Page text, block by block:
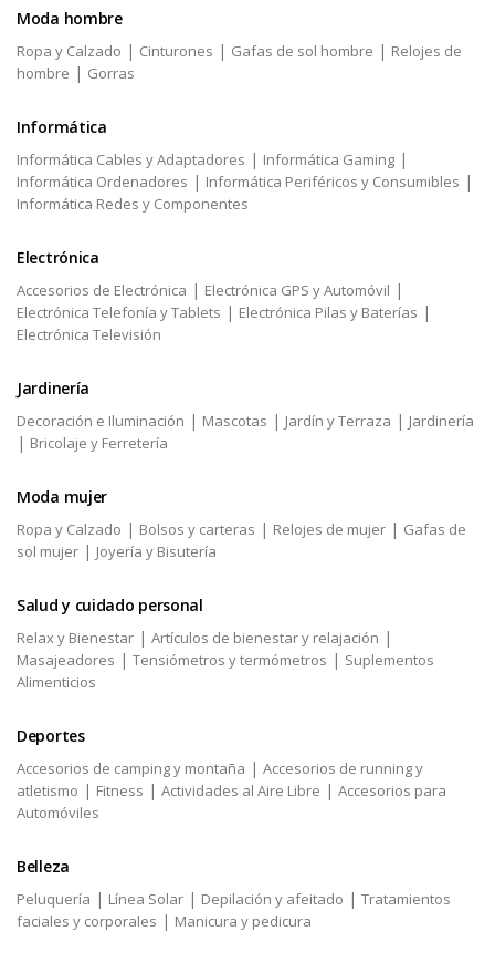
Moda hombre
Ropa y Calzado | Cinturones | Gafas de sol hombre | Relojes de
hombre | Gorras
Informática
Informática Cables y Adaptadores | Informática Gaming |
Informática Ordenadores | Informática Periféricos y Consumibles |
Informática Redes y Componentes
Electrónica
Accesorios de Electrónica | Electrónica GPS y Automóvil |
Electrónica Telefonía y Tablets | Electrónica Pilas y Baterías |
Electrónica Televisión
Jardinería
Decoración e Iluminación | Mascotas | Jardín y Terraza | Jardinería
| Bricolaje y Ferretería
Moda mujer
Ropa y Calzado | Bolsos y carteras | Relojes de mujer | Gafas de
sol mujer | Joyería y Bisutería
Salud y cuidado personal
Relax y Bienestar | Artículos de bienestar y relajación |
Masajeadores | Tensiómetros y termómetros | Suplementos
Alimenticios
Deportes
Accesorios de camping y montaña | Accesorios de running y
atletismo | Fitness | Actividades al Aire Libre | Accesorios para
Automóviles
Belleza
Peluquería | Línea Solar | Depilación y afeitado | Tratamientos
faciales y corporales | Manicura y pedicura